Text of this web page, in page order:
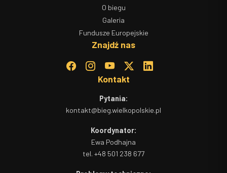
O biegu
Galeria
Fundusze Europejskie
Znajdź nas
Kontakt
Pytania:
kontakt@bieg.wielkopolskie.pl
Koordynator:
Ewa Podhajna
tel. +48 501 238 677